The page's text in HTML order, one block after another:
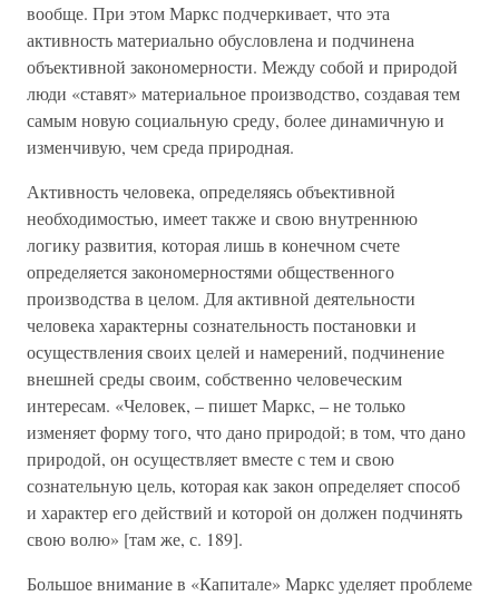
вообще. При этом Маркс подчеркивает, что эта
активность материально обусловлена и подчинена
объективной закономерности. Между собой и природой
люди «ставят» материальное производство, создавая тем
самым новую социальную среду, более динамичную и
изменчивую, чем среда природная.
Активность человека, определяясь объективной
необходимостью, имеет также и свою внутреннюю
логику развития, которая лишь в конечном счете
определяется закономерностями общественного
производства в целом. Для активной деятельности
человека характерны сознательность постановки и
осуществления своих целей и намерений, подчинение
внешней среды своим, собственно человеческим
интересам. «Человек, – пишет Маркс, – не только
изменяет форму того, что дано природой; в том, что дано
природой, он осуществляет вместе с тем и свою
сознательную цель, которая как закон определяет способ
и характер его действий и которой он должен подчинять
свою волю» [там же, с. 189].
Большое внимание в «Капитале» Маркс уделяет проблеме